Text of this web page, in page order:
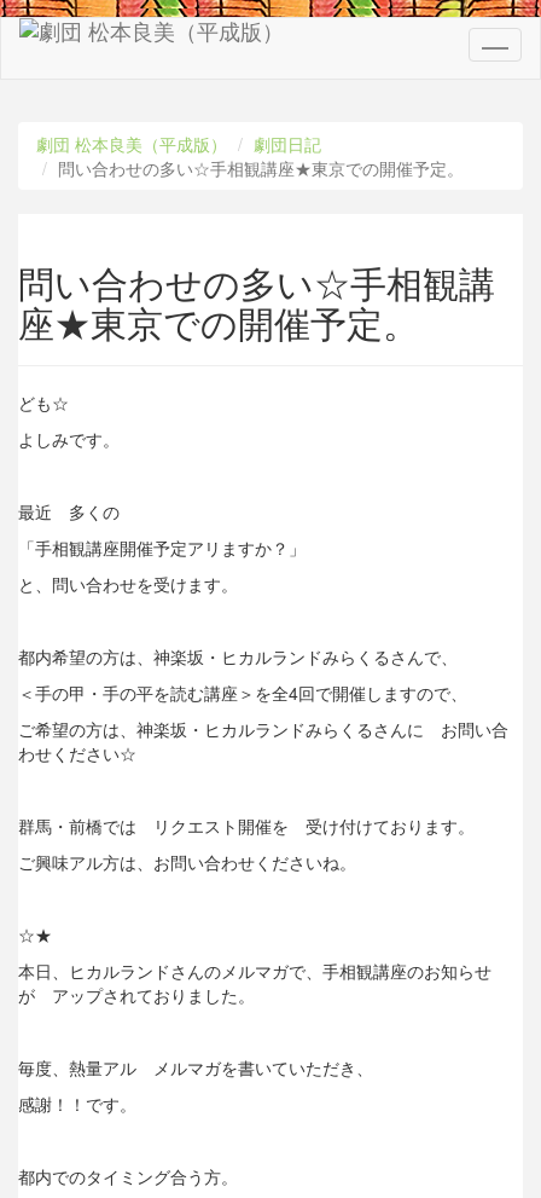
劇団 松本良美（平成版）
劇団日記
問い合わせの多い☆手相観講座★東京での開催予定。
問い合わせの多い☆手相観講
座★東京での開催予定。
ども☆
よしみです。
最近 多くの
「手相観講座開催予定アリますか？」
と、問い合わせを受けます。
都内希望の方は、神楽坂・ヒカルランドみらくるさんで、
＜手の甲・手の平を読む講座＞を全4回で開催しますので、
ご希望の方は、神楽坂・ヒカルランドみらくるさんに お問い合
わせください☆
群馬・前橋では リクエスト開催を 受け付けております。
ご興味アル方は、お問い合わせくださいね。
☆★
本日、ヒカルランドさんのメルマガで、手相観講座のお知らせ
が アップされておりました。
毎度、熱量アル メルマガを書いていただき、
感謝！！です。
都内でのタイミング合う方。